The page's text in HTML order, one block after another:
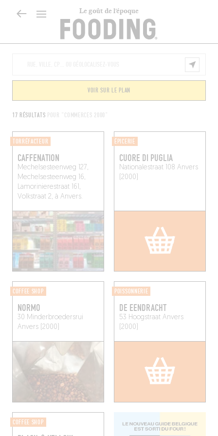
Le goût de l’époque
17 RÉSULTATS POUR "COMMERCES 2000"
VOIR SUR LE PLAN
TORRÉFACTEUR
CAFFENATION
Mechelsesteenweg 127,
Mechelsesteenweg 16,
Lamorinierestraat 161,
Volkstraat 2, à Anvers.
ÉPICERIE
CUORE DI PUGLIA
Nationalestraat 108 Anvers
(2000)
COFFEE SHOP
NORMO
30 Minderbroedersrui
Anvers (2000)
POISSONNERIE
DE EENDRACHT
53 Hoogstraat Anvers
(2000)
COFFEE SHOP